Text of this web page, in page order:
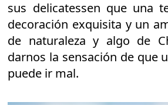
sus delicatessen que una
decoración exquisita y un
de naturaleza y algo de
darnos la sensación de que
puede ir mal.